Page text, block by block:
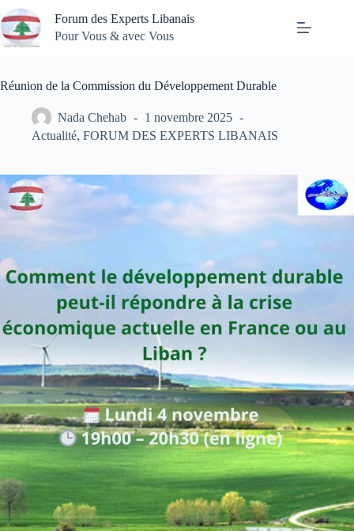
Passer
au
contenu
Forum des Experts Libanais
Pour Vous & avec Vous
Réunion de la Commission du Développement Durable
Nada Chehab
1 novembre 2025
Actualité, FORUM DES EXPERTS LIBANAIS